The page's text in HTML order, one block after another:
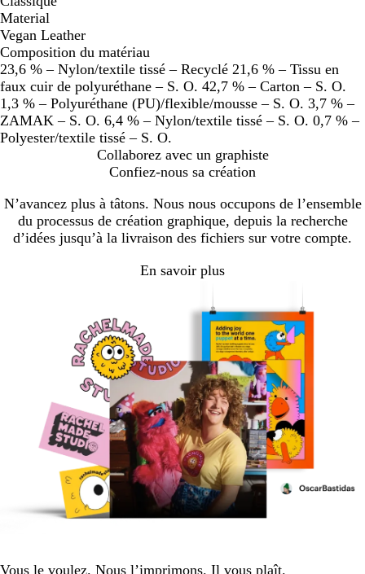
Material
Vegan Leather
Composition du matériau
23,6 % – Nylon/textile tissé – Recyclé 21,6 % – Tissu en
faux cuir de polyuréthane – S. O. 42,7 % – Carton – S. O.
1,3 % – Polyuréthane (PU)/flexible/mousse – S. O. 3,7 % –
ZAMAK – S. O. 6,4 % – Nylon/textile tissé – S. O. 0,7 % –
Polyester/textile tissé – S. O.
Collaborez avec un graphiste
Confiez-nous sa création
N’avancez plus à tâtons. Nous nous occupons de l’ensemble
du processus de création graphique, depuis la recherche
d’idées jusqu’à la livraison des fichiers sur votre compte.
En savoir plus
Vous le voulez. Nous l’imprimons. Il vous plaît.